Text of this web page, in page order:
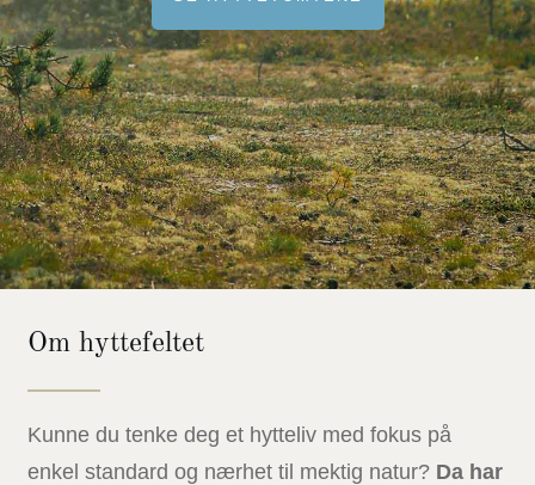
Omhyttefeltet
Kunne du tenke deg et hytteliv med fokus på
enkel standard og nærhet til mektig natur? Da har